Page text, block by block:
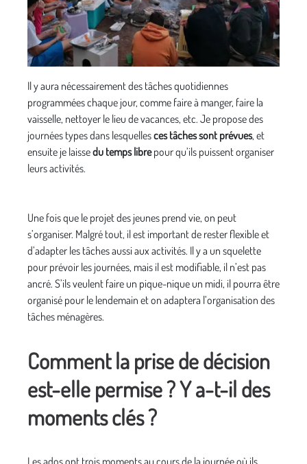
Il y aura nécessairement des tâches quotidiennes
programmées chaque jour, comme faire à manger, faire la
vaisselle, nettoyer le lieu de vacances, etc. Je propose des
journées types dans lesquellesces tâches sont prévues, et
ensuite je laissedu temps librepour qu’ils puissent organiser
leurs activités.
Une fois que le projet des jeunes prend vie, on peut
s’organiser. Malgré tout, il est important de rester flexible et
d’adapter les tâches aussi aux activités. Il y a un squelette
pour prévoir les journées, mais il est modifiable, il n’est pas
ancré. S’ils veulent faire un pique-nique un midi, il pourra être
organisé pour le lendemain et on adaptera l’organisation des
tâches ménagères.
Comment la prise de décision
est-elle permise ? Y a-t-il des
moments clés ?